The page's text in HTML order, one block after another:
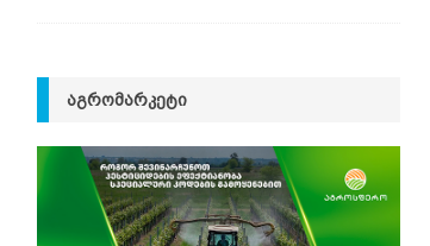
ᲐᲒᲠᲝᲛᲐᲠᲙᲔᲢᲘ